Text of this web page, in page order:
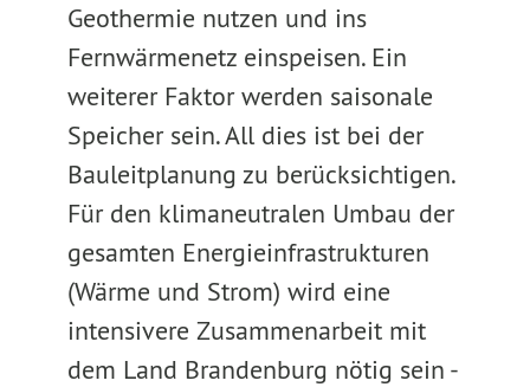
Geothermie nutzen und ins
Fernwärmenetz einspeisen. Ein
weiterer Faktor werden saisonale
Speicher sein. All dies ist bei der
Bauleitplanung zu berücksichtigen.
Für den klimaneutralen Umbau der
gesamten Energieinfrastrukturen
(Wärme und Strom) wird eine
intensivere Zusammenarbeit mit
dem Land Brandenburg nötig sein -